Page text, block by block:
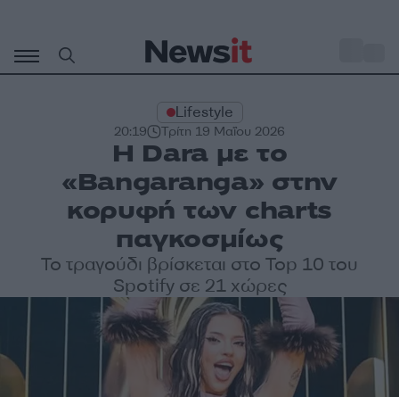
περιεχόμενο
Lifestyle
20:19 Τρίτη 19 Μαΐου 2026
Η Dara με το
«Bangaranga» στην
κορυφή των charts
παγκοσμίως
To τραγούδι βρίσκεται στο Top 10 του
Spotify σε 21 χώρες